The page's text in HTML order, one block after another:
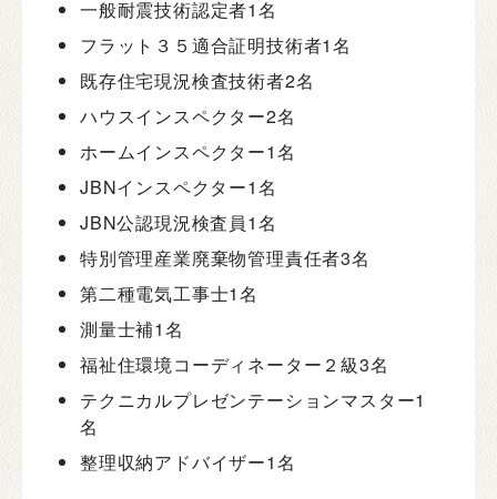
一般耐震技術認定者1名
フラット３５適合証明技術者1名
既存住宅現況検査技術者2名
ハウスインスペクター2名
ホームインスペクター1名
JBNインスペクター1名
JBN公認現況検査員1名
特別管理産業廃棄物管理責任者3名
第二種電気工事士1名
測量士補1名
福祉住環境コーディネーター２級3名
テクニカルプレゼンテーションマスター1
名
整理収納アドバイザー1名